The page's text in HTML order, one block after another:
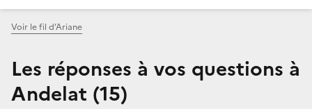
Voir le fil d’Ariane
Les réponses à vos questions à
Andelat (15)